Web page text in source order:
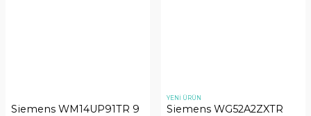
Siemens WM14UP91TR 9
YENİ ÜRÜN
Siemens WG52A2ZXTR